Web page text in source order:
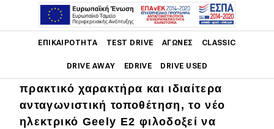
ΕΠΙΚΑΙΡΌΤΗΤΑ TEST DRIVE ΑΓΏΝΕΣ CLASSIC
DRIVE AWAY EDRIVE DRIVE USED
Επικαιρότητα
Με αυτονομία έως 317 χιλιόμετρα,
πρακτικό χαρακτήρα και ιδιαίτερα
ανταγωνιστική τοποθέτηση, το νέο
ηλεκτρικό Geely E2 φιλοδοξεί να